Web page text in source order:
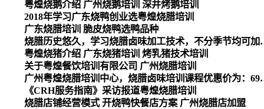
粤煌烧鹅介绍 广州烧鹅培训 深井烤鹅培训
2018年学习广东烧鸭创业选粤煌烧腊培训
广东烧腊培训 脆皮烧鸭选鸭品种
烧腊历史悠久，学习
粤煌烧猪介绍 广东烧猪培训 烤乳猪技术培训
关于粤煌餐饮培训有限公司 广州烧腊培训
广州粤煌烧腊培训中心，烧腊卤味培训课程优惠价为：6980元
《CRH服务指南》采访报道粤煌烧腊培训
烧腊店铺经营模式 开烧鸭快餐店方案 广州烧腊店加盟